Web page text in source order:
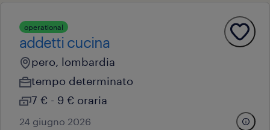
operational
addetti cucina
pero, lombardia
tempo determinato
7 € - 9 € oraria
24 giugno 2026